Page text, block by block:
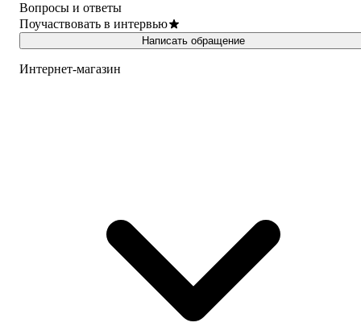
Вопросы и ответы
Поучаствовать в интервью
Написать обращение
Интернет-магазин